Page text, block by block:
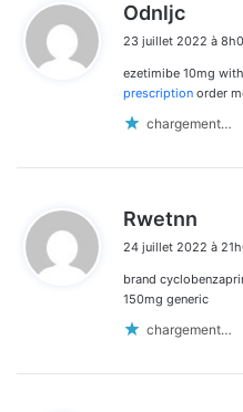
Odnljc
t
:
23 juillet 2022 à
ezetimibe 10mg
prescription order
chargement…
Rwetnn
t
:
24 juillet 2022 à
brand
150mg generic
chargement…